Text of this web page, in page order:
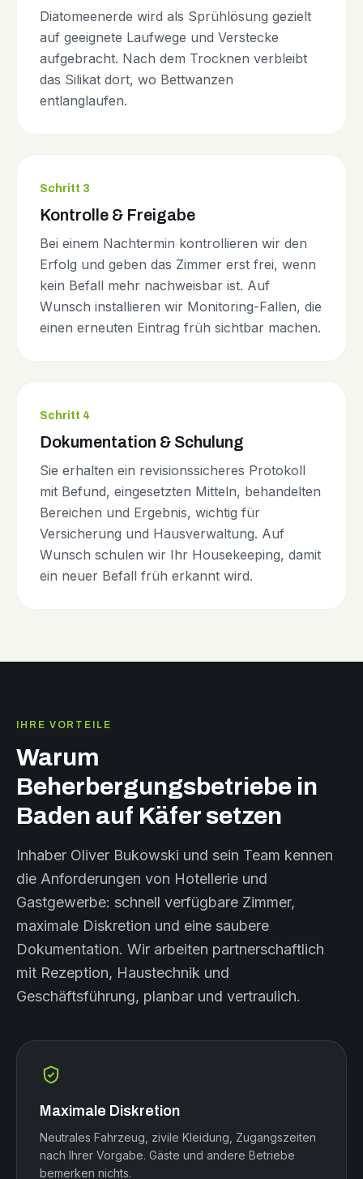
Diatomeenerde wird als Sprühlösung gezielt
auf geeignete Laufwege und Verstecke
aufgebracht. Nach dem Trocknen verbleibt
das Silikat dort, wo Bettwanzen
entlanglaufen.
Schritt 3
Kontrolle & Freigabe
Bei einem Nachtermin kontrollieren wir den
Erfolg und geben das Zimmer erst frei, wenn
kein Befall mehr nachweisbar ist. Auf
Wunsch installieren wir Monitoring-Fallen, die
einen erneuten Eintrag früh sichtbar machen.
Schritt 4
Dokumentation & Schulung
Sie erhalten ein revisionssicheres Protokoll
mit Befund, eingesetzten Mitteln, behandelten
Bereichen und Ergebnis, wichtig für
Versicherung und Hausverwaltung. Auf
Wunsch schulen wir Ihr Housekeeping, damit
ein neuer Befall früh erkannt wird.
IHRE VORTEILE
Warum
Beherbergungsbetriebe in
Baden auf Käfer setzen
Inhaber Oliver Bukowski und sein Team kennen
die Anforderungen von Hotellerie und
Gastgewerbe: schnell verfügbare Zimmer,
maximale Diskretion und eine saubere
Dokumentation. Wir arbeiten partnerschaftlich
mit Rezeption, Haustechnik und
Geschäftsführung, planbar und vertraulich.
Maximale Diskretion
Neutrales Fahrzeug, zivile Kleidung, Zugangszeiten
nach Ihrer Vorgabe. Gäste und andere Betriebe
bemerken nichts.